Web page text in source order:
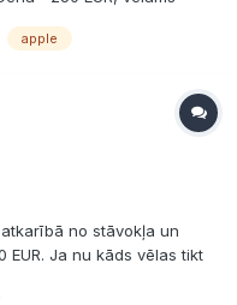
apple
no stāvokļa un
EUR. Ja nu kāds vēlas tikt